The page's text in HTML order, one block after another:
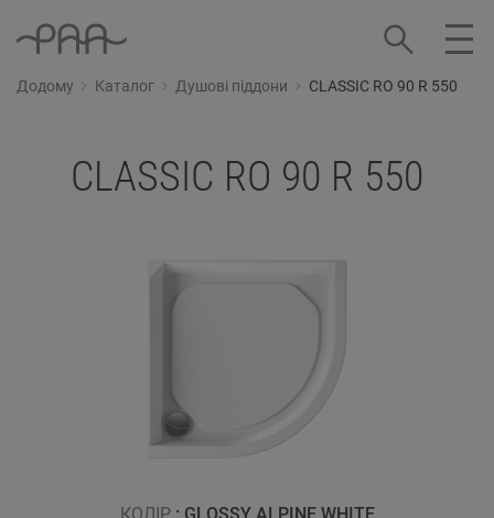
Додому Каталог Душові піддони CLASSIC RO 90 R 550
CLASSIC RO 90 R 550
КОЛІР : GLOSSY ALPINE WHITE